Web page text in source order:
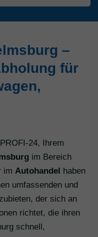
–
für
24, Ihrem
im Bereich
im Autohandel haben
umfassenden und
der sich an
richtet, die ihren
schnell,